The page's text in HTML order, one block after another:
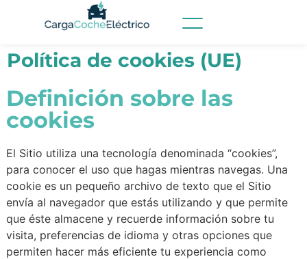
Política de cookies (UE)
Definición sobre las
cookies​
El Sitio utiliza una tecnología denominada “cookies”,
para conocer el uso que hagas mientras navegas. Una
cookie es un pequeño archivo de texto que el Sitio
envía al navegador que estás utilizando y que permite
que éste almacene y recuerde información sobre tu
visita, preferencias de idioma y otras opciones que
permiten hacer más eficiente tu experiencia como